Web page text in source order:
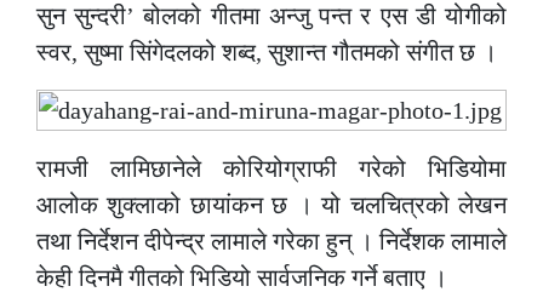
सुन सुन्दरी’ बोलको गीतमा अन्जु पन्त र एस डी योगीको
स्वर, सुष्मा सिंगेदलको शब्द, सुशान्त गौतमको संगीत छ ।
रामजी लामिछानेले कोरियोग्राफी गरेको भिडियोमा
आलोक शुक्लाको छायांकन छ । यो चलचित्रको लेखन
तथा निर्देशन दीपेन्द्र लामाले गरेका हुन् । निर्देशक लामाले
केही दिनमै गीतको भिडियो सार्वजनिक गर्ने बताए ।